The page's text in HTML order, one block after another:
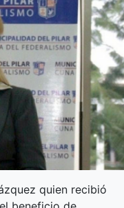
quien recibió